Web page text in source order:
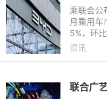
乘联会公
月乘用
5%，环
十的车企
资讯